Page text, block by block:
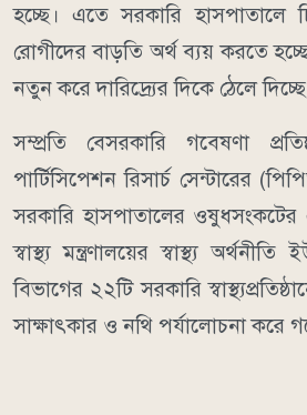
হচ্ছে। এতে সরকারি হাসপাতালে
রোগীদের বাড়তি অর্থ ব্যয় করতে
নতুন করে দারিদ্র্যের দিকে ঠেলে
সম্প্রতি বেসরকারি গবেষণা
পার্টিসিপেশন রিসার্চ সেন্টারের
সরকারি হাসপাতালের ওষুধসংকটের
স্বাস্থ্য মন্ত্রণালয়ের স্বাস্থ্য
বিভাগের ২২টি সরকারি
সাক্ষাৎকার ও নথি পর্যালোচনা করে